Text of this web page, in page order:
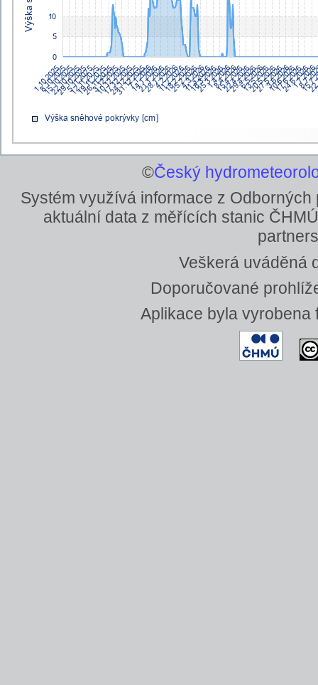
©Český
Systém využívá informace z
aktuální data z měřících stanic
Veškerá uváděná
Doporučované
Aplikace byla vyrobena